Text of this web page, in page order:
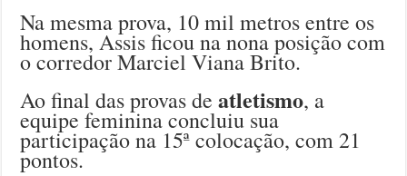
Na mesma prova, 10 mil metros entre os
homens, Assis ficou na nona posição com
o corredor Marciel Viana Brito.
Ao final das provas deatletismo, a
equipe feminina concluiu sua
participação na 15ª colocação, com 21
pontos.